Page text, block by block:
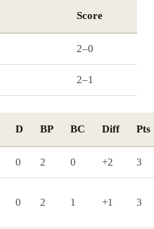
Score
2–0
2–1
D BP BC Diff Pts
0 2 0 +2 3
0 2 1 +1 3